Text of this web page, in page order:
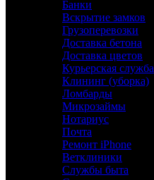
Банки
Вскрытие замков
Грузоперевозки
Доставка бетона
Доставка цветов
Курьерская служба
Клининг (уборка)
Ломбарды
Микрозаймы
Нотариус
Почта
Ремонт iPhone
Ветклиники
Службы быта